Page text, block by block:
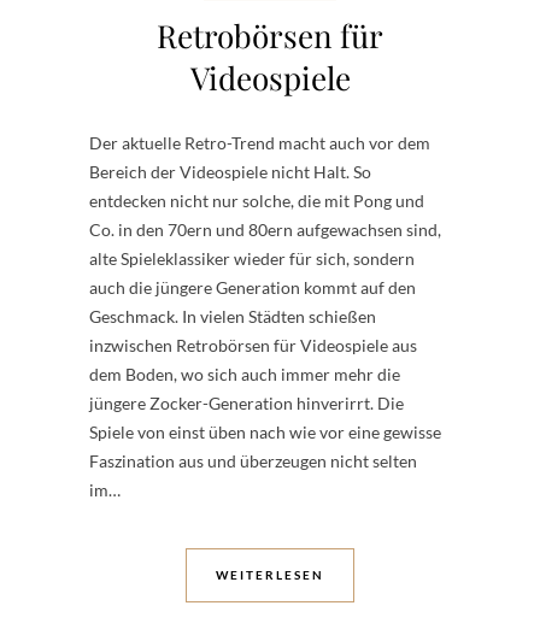
Retrobörsen für
Videospiele
Der aktuelle Retro-Trend macht auch vor dem
Bereich der Videospiele nicht Halt. So
entdecken nicht nur solche, die mit Pong und
Co. in den 70ern und 80ern aufgewachsen sind,
alte Spieleklassiker wieder für sich, sondern
auch die jüngere Generation kommt auf den
Geschmack. In vielen Städten schießen
inzwischen Retrobörsen für Videospiele aus
dem Boden, wo sich auch immer mehr die
jüngere Zocker-Generation hinverirrt. Die
Spiele von einst üben nach wie vor eine gewisse
Faszination aus und überzeugen nicht selten
im…
WEITERLESEN